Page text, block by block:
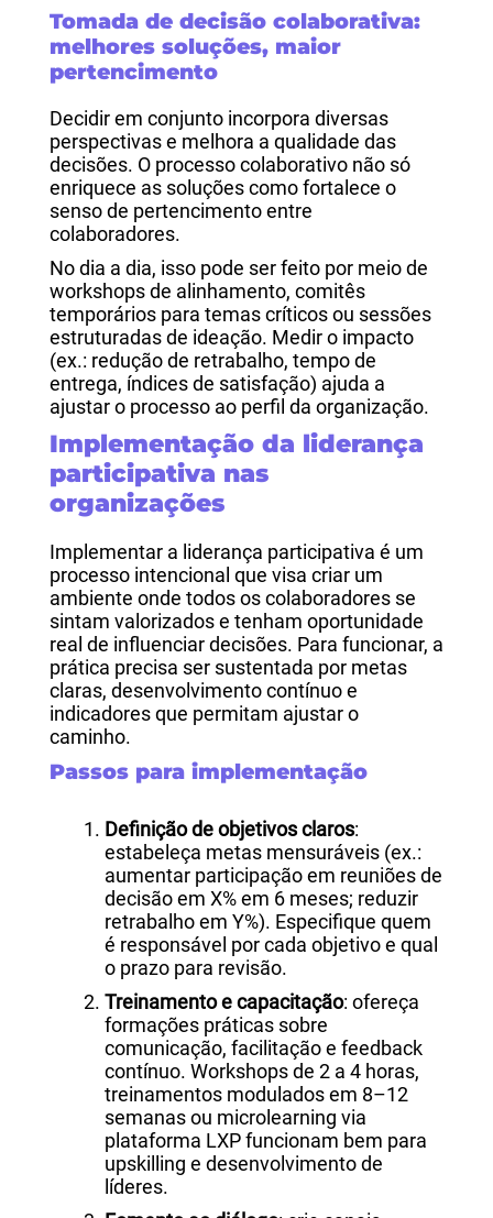
Tomada de decisão colaborativa:
melhores soluções, maior
pertencimento
Decidir em conjunto incorpora diversas
perspectivas e melhora a qualidade das
decisões. O processo colaborativo não só
enriquece as soluções como fortalece o
senso de pertencimento entre
colaboradores.
No dia a dia, isso pode ser feito por meio de
workshops de alinhamento, comitês
temporários para temas críticos ou sessões
estruturadas de ideação. Medir o impacto
(ex.: redução de retrabalho, tempo de
entrega, índices de satisfação) ajuda a
ajustar o processo ao perfil da organização.
Implementação da liderança
participativa nas
organizações
Implementar a liderança participativa é um
processo intencional que visa criar um
ambiente onde todos os colaboradores se
sintam valorizados e tenham oportunidade
real de influenciar decisões. Para funcionar, a
prática precisa ser sustentada por metas
claras, desenvolvimento contínuo e
indicadores que permitam ajustar o
caminho.
Passos para implementação
Definição de objetivos claros:
estabeleça metas mensuráveis (ex.:
aumentar participação em reuniões de
decisão em X% em 6 meses; reduzir
retrabalho em Y%). Especifique quem
é responsável por cada objetivo e qual
o prazo para revisão.
Treinamento e capacitação: ofereça
formações práticas sobre
comunicação, facilitação e feedback
contínuo. Workshops de 2 a 4 horas,
treinamentos modulados em 8–12
semanas ou microlearning via
plataforma LXP funcionam bem para
upskilling e desenvolvimento de
líderes.